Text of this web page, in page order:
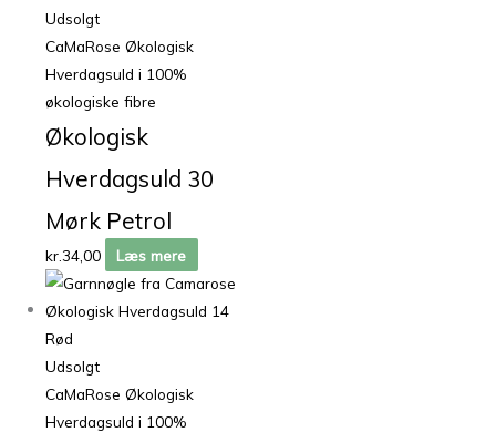
Udsolgt
CaMaRose Økologisk
Hverdagsuld i 100%
økologiske fibre
Økologisk
Hverdagsuld 30
Mørk Petrol
kr.34,00 Læs mere
Udsolgt
CaMaRose Økologisk
Hverdagsuld i 100%